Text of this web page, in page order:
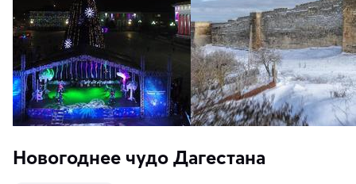
Новогоднее чудо Дагестана